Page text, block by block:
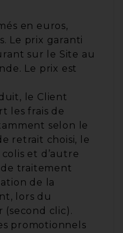
en euros,
Le prix garanti
sur le Site au
Le prix est
le Client
les frais de
selon le
retrait choisi, le
et d’autre
de traitement
de la
lors du
clic).
promotionnels